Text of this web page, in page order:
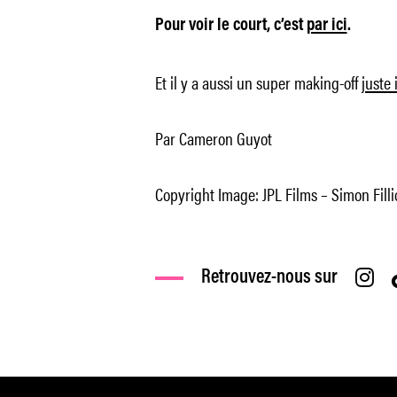
Pour voir le court, c’est par ici.
Et il y a aussi un super making-offjuste
Par Cameron Guyot
Copyright Image: JPL Films – Simon
Retrouvez-nous sur